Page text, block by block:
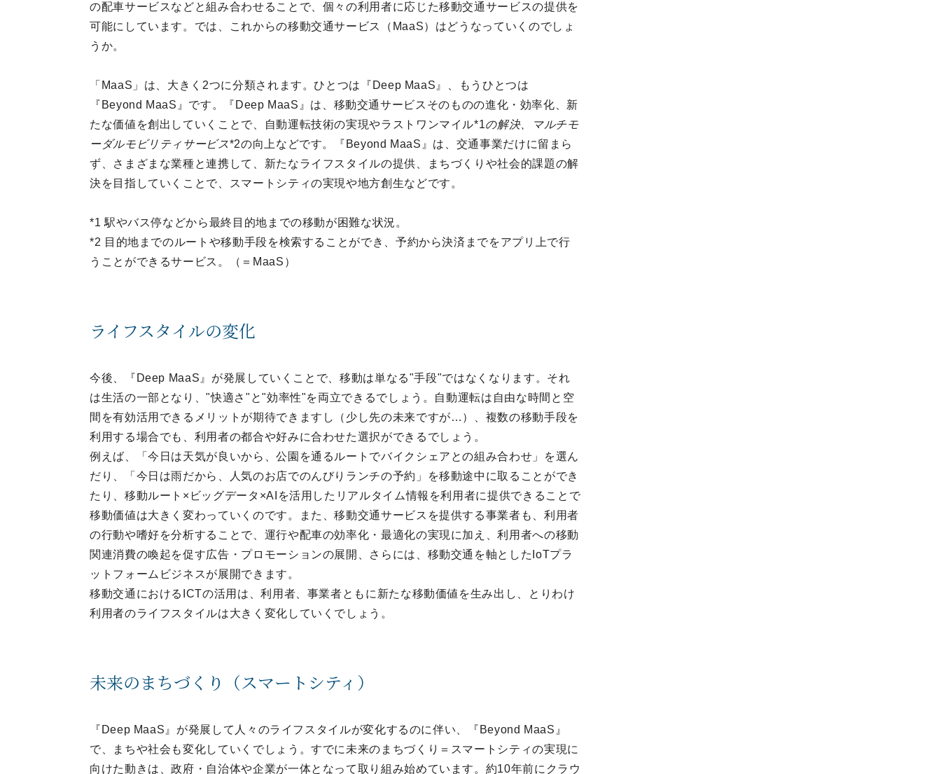
の配車サービスなどと組み合わせることで、個々の利用者に応じた移動交通サービスの提供を
可能にしています。では、これからの移動交通サービス（MaaS）はどうなっていくのでしょ
うか。
「MaaS」は、大きく2つに分類されます。ひとつは『Deep MaaS』、もうひとつは
『Beyond MaaS』です。『Deep MaaS』は、移動交通サービスそのものの進化・効率化、新
たな価値を創出していくことで、自動運転技術の実現やラストワンマイル*1の解決、マルチモ
ーダルモビリティサービス*2の向上などです。『Beyond MaaS』は、交通事業だけに留まら
ず、さまざまな業種と連携して、新たなライフスタイルの提供、まちづくりや社会的課題の解
決を目指していくことで、スマートシティの実現や地方創生などです。
*1 駅やバス停などから最終目的地までの移動が困難な状況。
*2 目的地までのルートや移動手段を検索することができ、予約から決済までをアプリ上で行
うことができるサービス。（＝MaaS）
ライフスタイルの変化
今後、『Deep MaaS』が発展していくことで、移動は単なる"手段"ではなくなります。それ
は生活の一部となり、"快適さ"と"効率性"を両立できるでしょう。自動運転は自由な時間と空
間を有効活用できるメリットが期待できますし（少し先の未来ですが…）、複数の移動手段を
利用する場合でも、利用者の都合や好みに合わせた選択ができるでしょう。
例えば、「今日は天気が良いから、公園を通るルートでバイクシェアとの組み合わせ」を選ん
だり、「今日は雨だから、人気のお店でのんびりランチの予約」を移動途中に取ることができ
たり、移動ルート×ビッグデータ×AIを活用したリアルタイム情報を利用者に提供できることで
移動価値は大きく変わっていくのです。また、移動交通サービスを提供する事業者も、利用者
の行動や嗜好を分析することで、運行や配車の効率化・最適化の実現に加え、利用者への移動
関連消費の喚起を促す広告・プロモーションの展開、さらには、移動交通を軸としたIoTプラ
ットフォームビジネスが展開できます。
移動交通におけるICTの活用は、利用者、事業者ともに新たな移動価値を生み出し、とりわけ
利用者のライフスタイルは大きく変化していくでしょう。
未来のまちづくり（スマートシティ）
『Deep MaaS』が発展して人々のライフスタイルが変化するのに伴い、『Beyond MaaS』
で、まちや社会も変化していくでしょう。すでに未来のまちづくり＝スマートシティの実現に
向けた動きは、政府・自治体や企業が一体となって取り組み始めています。約10年前にクラウ